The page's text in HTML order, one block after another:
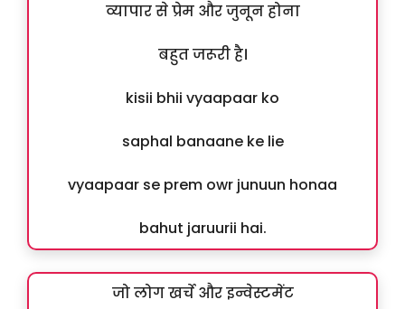
व्यापार से प्रेम और जुनून होना
बहुत जरूरी है।
kisii bhii vyaapaar ko
saphal banaane ke lie
vyaapaar se prem owr junuun honaa
bahut jaruurii hai.
जो लोग खर्चे और इन्वेस्टमेंट